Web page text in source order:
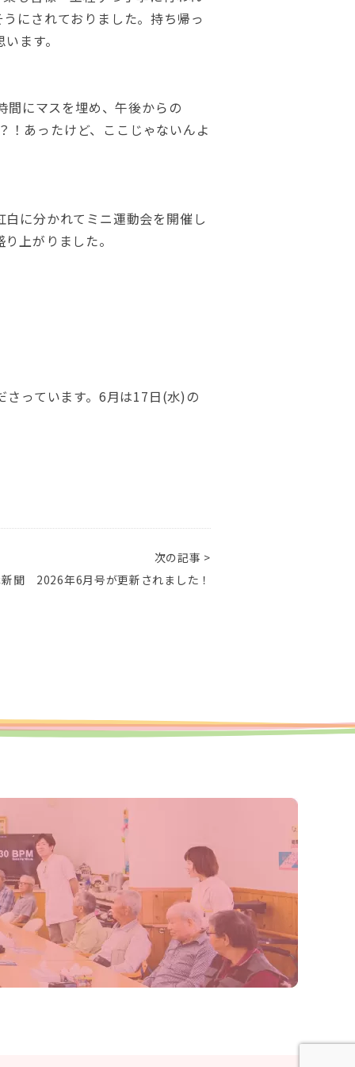
にされておりました。持ち帰っ
ます。
間にマスを埋め、午後からの
！あったけど、ここじゃないんよ
に分かれてミニ運動会を開催し
上がりました。
っています。6月は17日(水)の
次の記事 >
聞 2026年6月号が更新されました！